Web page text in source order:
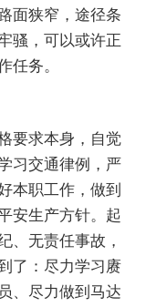
面狭窄，途径条
骚，可以或许正
任务。
要求本身，自觉
习交通律例，严
本职工作，做到
安生产方针。起
、无责任事故，
了：尽力学习赓
、尽力做到马达